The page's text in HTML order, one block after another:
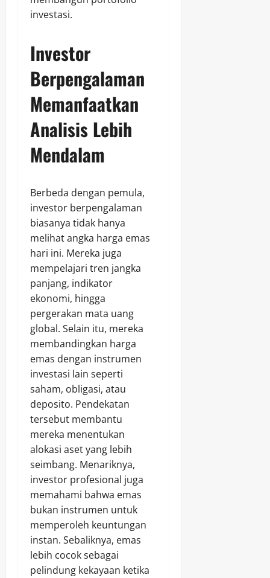
investasi.
Investor
Berpengalaman
Memanfaatkan
Analisis Lebih
Mendalam
Berbeda dengan pemula,
investor berpengalaman
biasanya tidak hanya
melihat angka harga emas
hari ini. Mereka juga
mempelajari tren jangka
panjang, indikator
ekonomi, hingga
pergerakan mata uang
global. Selain itu, mereka
membandingkan harga
emas dengan instrumen
investasi lain seperti
saham, obligasi, atau
deposito. Pendekatan
tersebut membantu
mereka menentukan
alokasi aset yang lebih
seimbang. Menariknya,
investor profesional juga
memahami bahwa emas
bukan instrumen untuk
memperoleh keuntungan
instan. Sebaliknya, emas
lebih cocok sebagai
pelindung kekayaan ketika